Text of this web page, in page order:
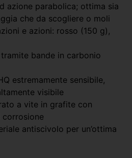
azione parabolica; ottima sia
che da scogliere o moli
e azioni: rosso (150 g),
bande in carbonio
estremamente sensibile,
visibile
a vite in grafite con
corrosione
antiscivolo per un’ottima